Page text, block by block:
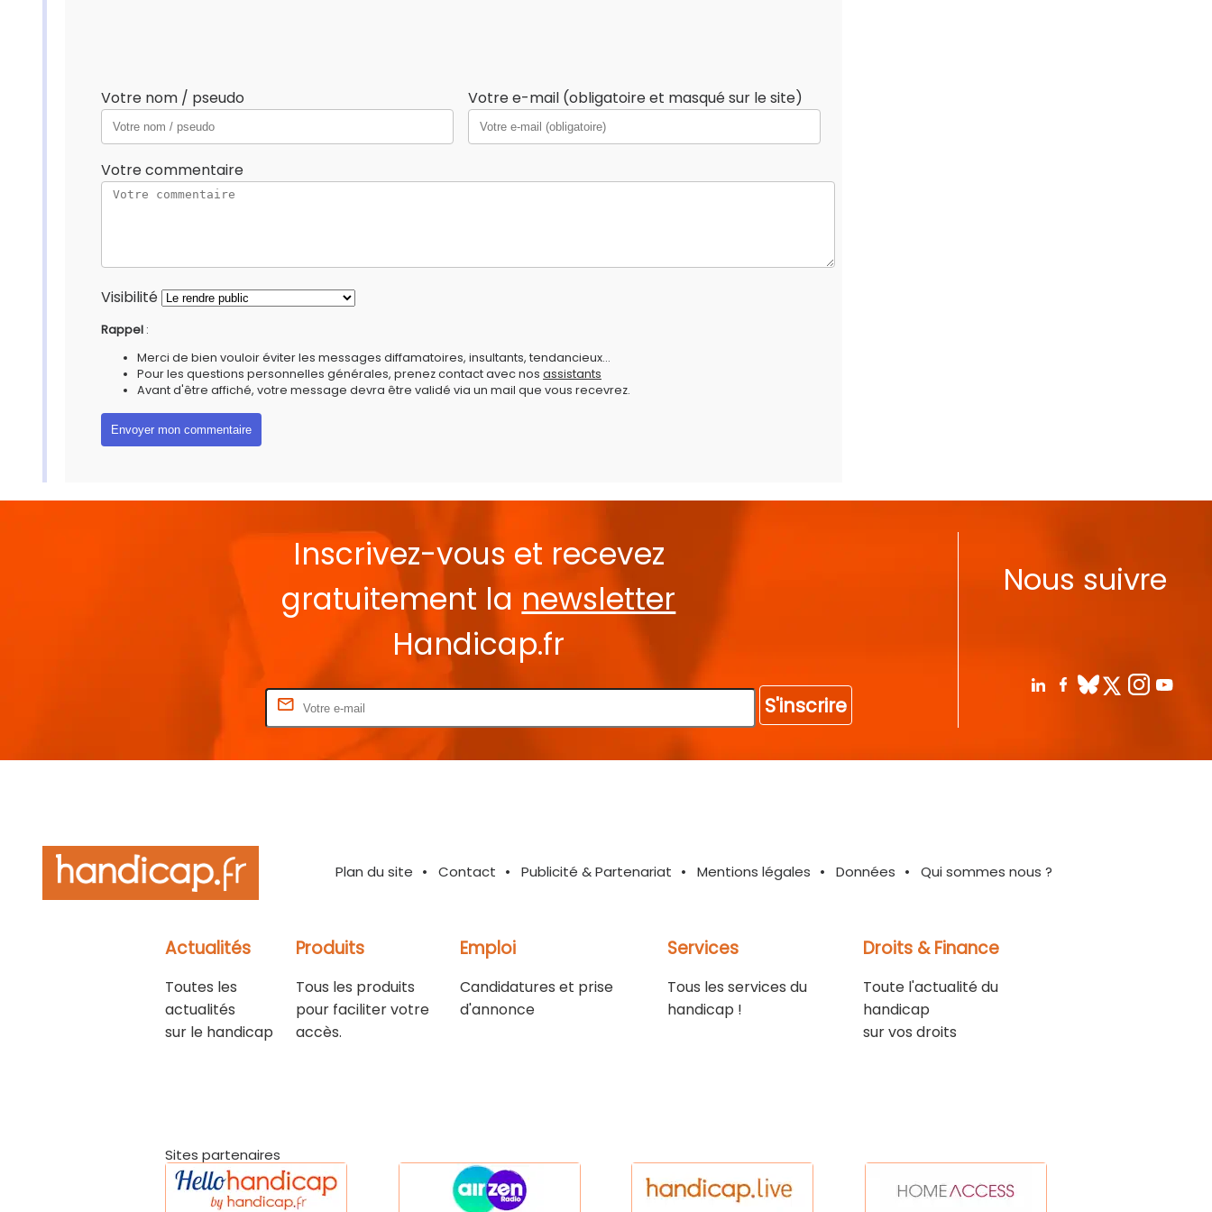
Votre nom / pseudo Votre e-mail (obligatoire et masqué sur le site)
Votre commentaire
Visibilité
Rappel :
Merci de bien vouloir éviter les messages diffamatoires, insultants, tendancieux...
Pour les questions personnelles générales, prenez contact avec nos assistants
Avant d'être affiché, votre message devra être validé via un mail que vous recevrez.
Inscrivez-vous et recevez
gratuitement la newsletter
Handicap.fr
S'inscrire
Nous suivre
Plan du site Contact Publicité & Partenariat Mentions légales Données Qui sommes nous ?
Actualités
Toutes les
actualités
sur le handicap
Produits
Tous les produits
pour faciliter votre
accès.
Emploi
Candidatures et prise
d'annonce
Services
Tous les services du
handicap !
Droits & Finance
Toute l'actualité du
handicap
sur vos droits
Sites partenaires